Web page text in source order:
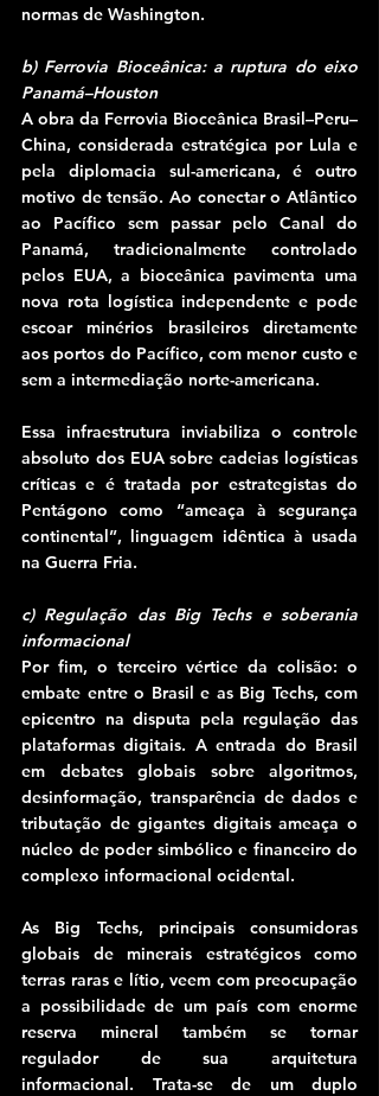
normas de Washington.
b) Ferrovia Bioceânica: a ruptura do eixo
Panamá–Houston
A obra da Ferrovia Bioceânica Brasil–Peru–
China, considerada estratégica por Lula e
pela diplomacia sul-americana, é outro
motivo de tensão. Ao conectar o Atlântico
ao Pacífico sem passar pelo Canal do
Panamá, tradicionalmente controlado
pelos EUA, a bioceânica pavimenta uma
nova rota logística independente e pode
escoar minérios brasileiros diretamente
aos portos do Pacífico, com menor custo e
sem a intermediação norte-americana.
Essa infraestrutura inviabiliza o controle
absoluto dos EUA sobre cadeias logísticas
críticas e é tratada por estrategistas do
Pentágono como “ameaça à segurança
continental”, linguagem idêntica à usada
na Guerra Fria.
c) Regulação das Big Techs e soberania
informacional
Por fim, o terceiro vértice da colisão: o
embate entre o Brasil e as Big Techs, com
epicentro na disputa pela regulação das
plataformas digitais. A entrada do Brasil
em debates globais sobre algoritmos,
desinformação, transparência de dados e
tributação de gigantes digitais ameaça o
núcleo de poder simbólico e financeiro do
complexo informacional ocidental.
As Big Techs, principais consumidoras
globais de minerais estratégicos como
terras raras e lítio, veem com preocupação
a possibilidade de um país com enorme
reserva mineral também se tornar
regulador de sua arquitetura
informacional. Trata-se de um duplo